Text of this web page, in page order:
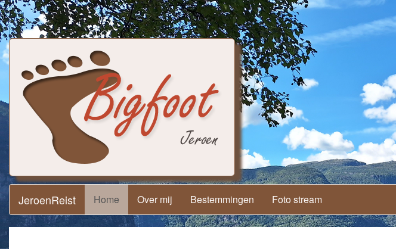
JeroenReist Home Over mij Bestemmingen Foto stream